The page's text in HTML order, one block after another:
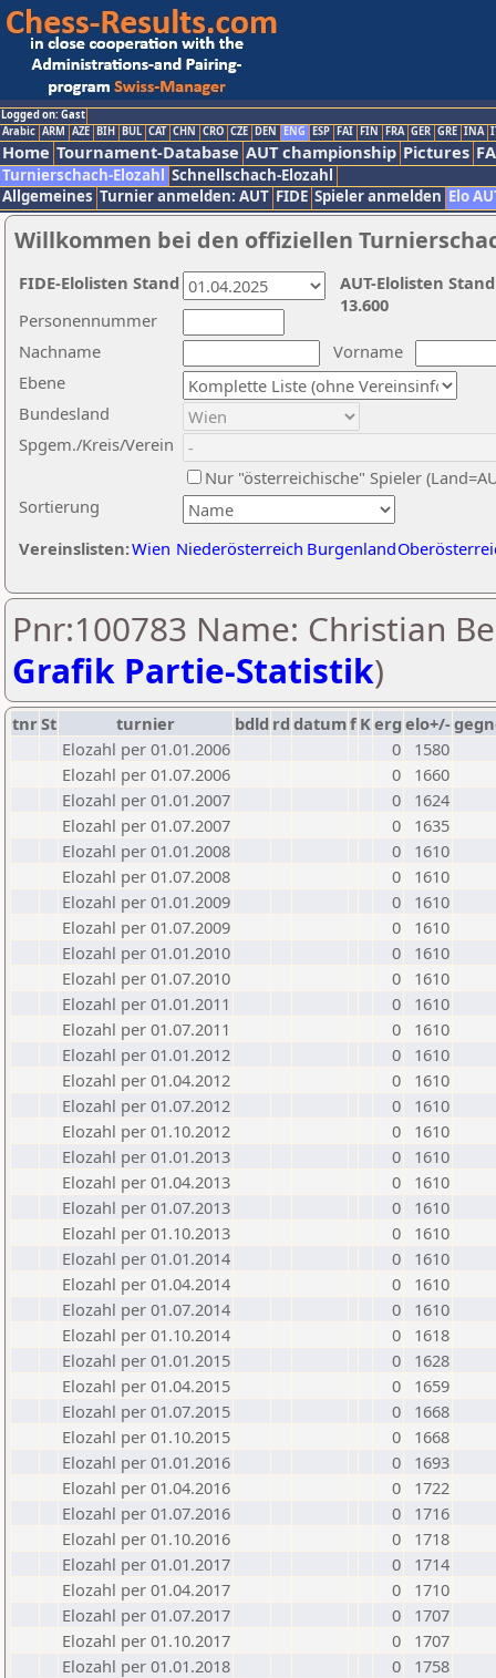
Logged on: Gast
Arabic ARM AZE BIH BUL CAT CHN CRO CZE DEN ENG ESP FAI FIN FRA GER GRE INA
Home Tournament-Database AUT championship Pictures
Turnierschach-Elozahl Schnellschach-Elozahl
Allgemeines Turnier anmelden: AUT FIDE Spieler anmelden Elo
Willkommen bei den offiziellen
Nachname
Vorname
Ebene
Sortierung
Personennummer
Bundesland
Spgem./Kreis/Verein
Nur "österreichische" Spieler
Vereinslisten:Wien Niederösterreich Burgenland
AUT-Elolisten
13.600
FIDE-Elolisten Stand
Pnr:100783 Name: Christian
Grafik Partie-Statistik)
tnrSt turnier bdld rd datumf Kerg elo+/-
Elozahl per 01.01.2006
0
1580
Elozahl per 01.07.2006
0
1660
Elozahl per 01.01.2007
0
1624
Elozahl per 01.07.2007
0
1635
Elozahl per 01.01.2008
0
1610
Elozahl per 01.07.2008
0
1610
Elozahl per 01.01.2009
0
1610
Elozahl per 01.07.2009
0
1610
Elozahl per 01.01.2010
0
1610
Elozahl per 01.07.2010
0
1610
Elozahl per 01.01.2011
0
1610
Elozahl per 01.07.2011
0
1610
Elozahl per 01.01.2012
0
1610
Elozahl per 01.04.2012
0
1610
Elozahl per 01.07.2012
0
1610
Elozahl per 01.10.2012
0
1610
Elozahl per 01.01.2013
0
1610
Elozahl per 01.04.2013
0
1610
Elozahl per 01.07.2013
0
1610
Elozahl per 01.10.2013
0
1610
Elozahl per 01.01.2014
0
1610
Elozahl per 01.04.2014
0
1610
Elozahl per 01.07.2014
0
1610
Elozahl per 01.10.2014
0
1618
Elozahl per 01.01.2015
0
1628
Elozahl per 01.04.2015
0
1659
Elozahl per 01.07.2015
0
1668
Elozahl per 01.10.2015
0
1668
Elozahl per 01.01.2016
0
1693
Elozahl per 01.04.2016
0
1722
Elozahl per 01.07.2016
0
1716
Elozahl per 01.10.2016
0
1718
Elozahl per 01.01.2017
0
1714
Elozahl per 01.04.2017
0
1710
Elozahl per 01.07.2017
0
1707
Elozahl per 01.10.2017
0
1707
Elozahl per 01.01.2018
0
1758